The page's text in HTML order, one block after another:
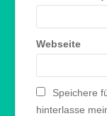
Webseite
Speichere
hinterlasse